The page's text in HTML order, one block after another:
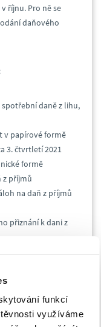
funkcí
využíváme
říjnu. Pro ně se
daňového
daně z lihu,
v papírové formě
3. čtvrtletí 2021
formě
z příjmů
na daň z příjmů
přiznání k dani z
hlášení za
daně z plynu,